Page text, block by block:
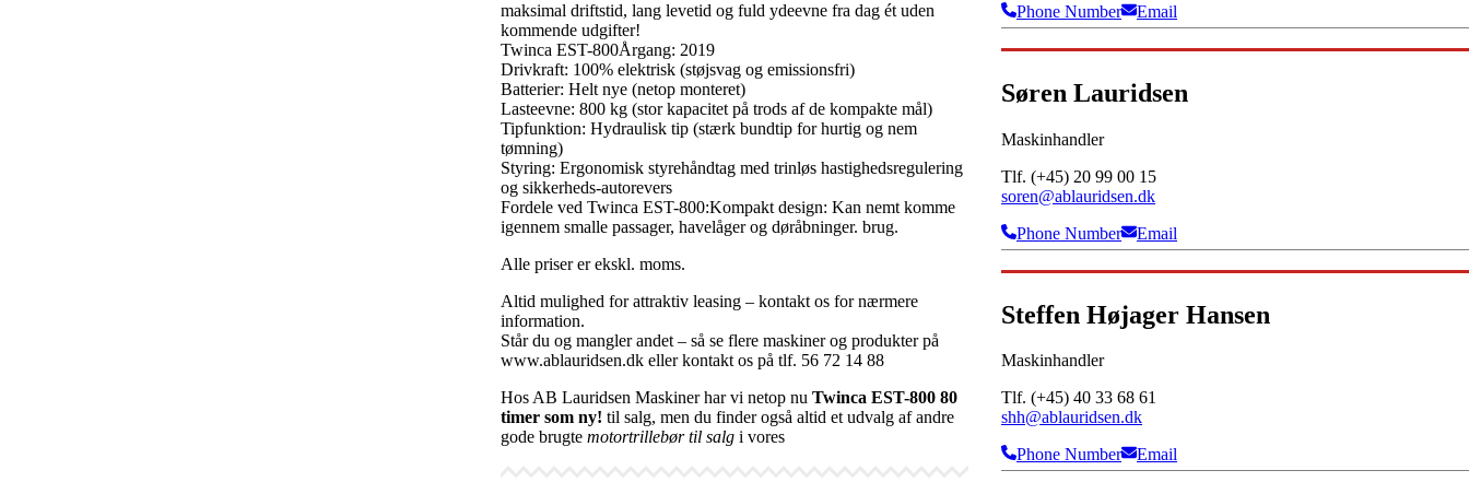
maksimal driftstid, lang levetid og fuld ydeevne fra dag ét uden
kommende udgifter!
Twinca EST-800Årgang: 2019
Drivkraft: 100% elektrisk (støjsvag og emissionsfri)
Batterier: Helt nye (netop monteret)
Lasteevne: 800 kg (stor kapacitet på trods af de kompakte mål)
Tipfunktion: Hydraulisk tip (stærk bundtip for hurtig og nem
tømning)
Styring: Ergonomisk styrehåndtag med trinløs hastighedsregulering
og sikkerheds-autorevers
Fordele ved Twinca EST-800:Kompakt design: Kan nemt komme
igennem smalle passager, havelåger og døråbninger. brug.
Alle priser er ekskl. moms.
Altid mulighed for attraktiv leasing – kontakt os for nærmere
information.
Står du og mangler andet – så se flere maskiner og produkter på
www.ablauridsen.dk eller kontakt os på tlf. 56 72 14 88
Hos AB Lauridsen Maskiner har vi netop nu Twinca EST-800 80
timer som ny! til salg, men du finder også altid et udvalg af andre
gode brugte motortrillebør til salg i vores
Phone Number
Email
Søren Lauridsen
Maskinhandler
Tlf. (+45) 20 99 00 15
soren@ablauridsen.dk
Phone Number
Email
Steffen Højager Hansen
Maskinhandler
Tlf. (+45) 40 33 68 61
shh@ablauridsen.dk
Phone Number
Email